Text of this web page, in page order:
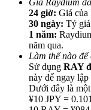
Mời một người
BTC Welcome
24 giờ: Giá của
30 ngày: Tỷ
1 năm:
năm qua.
Làm thế nào để
Sử dụng RAY
này để ngay lập
Dưới đây là
¥10 JPY =